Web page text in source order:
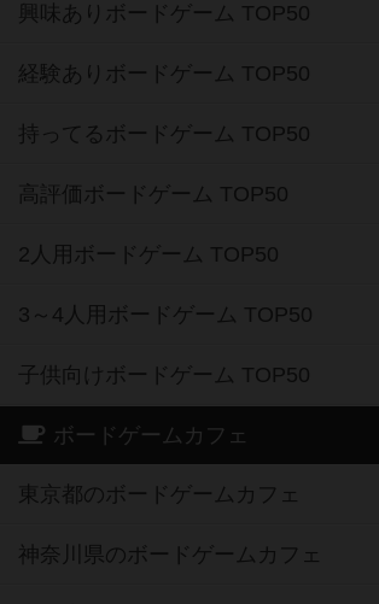
興味ありボードゲーム TOP50
経験ありボードゲーム TOP50
持ってるボードゲーム TOP50
高評価ボードゲーム TOP50
2人用ボードゲーム TOP50
3～4人用ボードゲーム TOP50
子供向けボードゲーム TOP50
ボードゲームカフェ
東京都のボードゲームカフェ
神奈川県のボードゲームカフェ